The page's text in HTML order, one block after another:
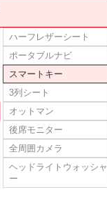
ハーフレザーシート
ポータブルナビ
スマートキー
3列シート
オットマン
後席モニター
全周囲カメラ
ヘッドライトウォッシャ
ー